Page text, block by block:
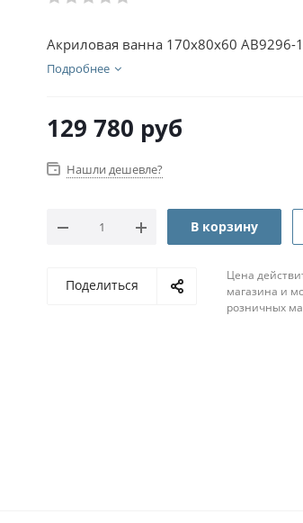
Акриловая ванна 170х80х60
Подробнее
129 780 руб
Нашли дешевле?
В корзину
Поделиться
Цена
магазина и
розничных